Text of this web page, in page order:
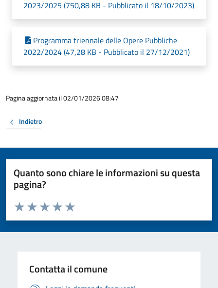
2023/2025 (750,88 KB - Pubblicato il 18/10/2023)
Programma triennale delle Opere Pubbliche
2022/2024 (47,28 KB - Pubblicato il 27/12/2021)
Pagina aggiornata il 02/01/2026 08:47
Indietro
Quanto sono chiare le informazioni su questa
pagina?
Valuta da 1 a 5 stelle la pagina
Valuta 5 stelle su 5
Valuta 4 stelle su 5
Valuta 3 stelle su 5
Valuta 2 stelle su 5
Valuta 1 stelle su 5
Contatta il comune